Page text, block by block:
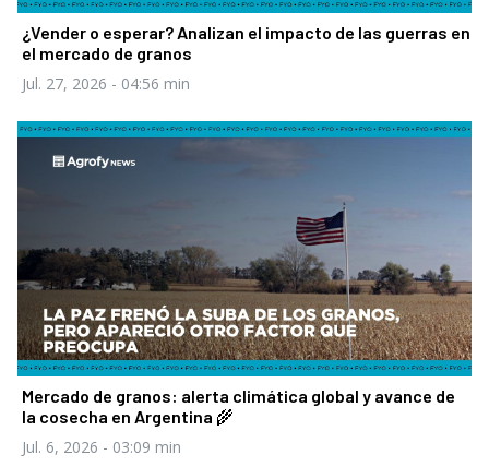
¿Vender o esperar? Analizan el impacto de las guerras en
el mercado de granos
Jul. 27, 2026 - 04:56 min
Mercado de granos: alerta climática global y avance de
la cosecha en Argentina 🌾
Jul. 6, 2026 - 03:09 min